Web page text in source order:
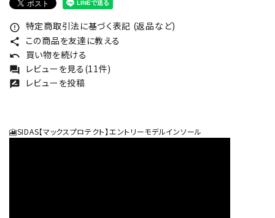
error_outline 特定商取引法に基づく表記 (返品など)
share この商品を友達に教える
undo 買い物を続ける
forum レビューを見る(11件)
rate_review レビューを投稿
🎦SIDAS【マックスプロテクト】エントリーモデルインソール